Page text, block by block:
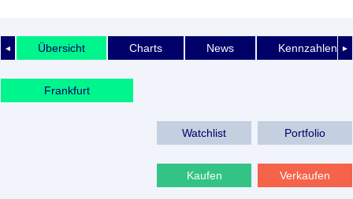
◄ ►
Übersicht Charts News Kennzahlen
Frankfurt
Watchlist Portfolio
Kaufen Verkaufen